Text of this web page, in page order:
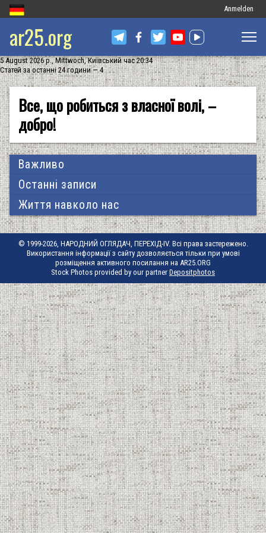
Меню
запису
користувача
Anmelden
ar25.org
5 August 2026 р., Mittwoch, Київський час 20:34
Статей за останні 24 години — 4
Все, що робиться з власної волі, –
добро!
Важливо
Останні записи
Життя навколо нас
© 1999-2026, НАРОДНИЙ ОГЛЯДАЧ, ПЕРЕХІД-IV. Всі права застережено.
Використання інформації з сайту дозволяється тільки при умові
розміщення активного посилання на AR25.ORG
Stock Photos provided by our partner Depositphotos